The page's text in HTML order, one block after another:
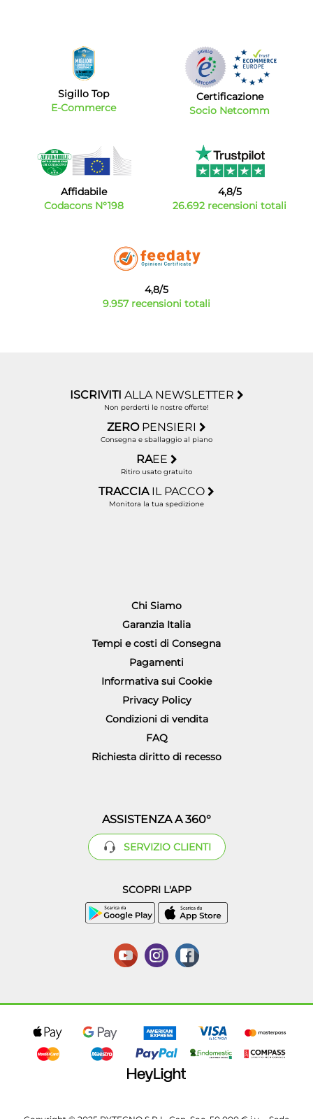
Sigillo Top
E-Commerce
Certificazione
Socio Netcomm
Affidabile
Codacons N°198
4,8/5
26.692 recensioni totali
4,8/5
9.957 recensioni totali
ISCRIVITI ALLA NEWSLETTER
Non perderti le nostre offerte!
ZERO PENSIERI
Consegna e sballaggio al piano
RAEE
Ritiro usato gratuito
TRACCIA IL PACCO
Monitora la tua spedizione
Chi Siamo
Garanzia Italia
Tempi e costi di Consegna
Pagamenti
Informativa sui Cookie
Privacy Policy
Condizioni di vendita
FAQ
Richiesta diritto di recesso
ASSISTENZA A 360°
SERVIZIO CLIENTI
SCOPRI L'APP